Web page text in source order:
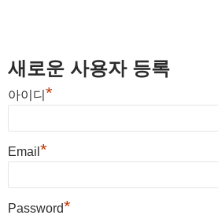
새로운 사용자 등록
아이디 *
Email *
Password*